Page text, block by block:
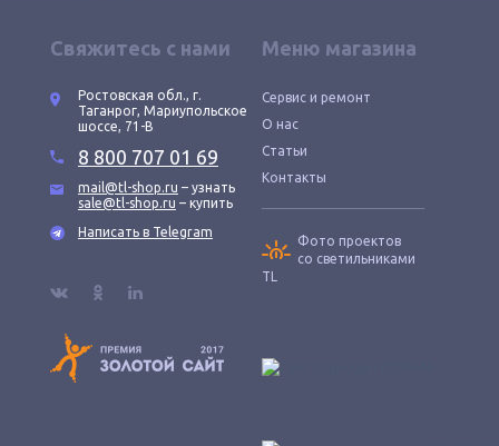
Свяжитесь с нами
Ростовская обл., г.
Таганрог, Мариупольское
шоссе, 71-В
8 800 707 01 69
mail@tl-shop.ru – узнать
sale@tl-shop.ru – купить
Написать в Telegram
Меню магазина
Сервис и ремонт
О нас
Статьи
Контакты
Фото проектов
со светильниками
TL